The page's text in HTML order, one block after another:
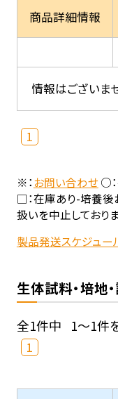
商品詳細情報
情報はございま
1
※：お問い合わせ○：
□：在庫あり-培養後
扱いを中止しており
製品発送スケジュー
生体試料・培地
全1件中 1～1件
1